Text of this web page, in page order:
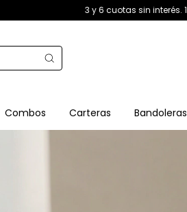
3 y 6 cuotas sin interés. 15% off por
Combos Carteras Bandoleras